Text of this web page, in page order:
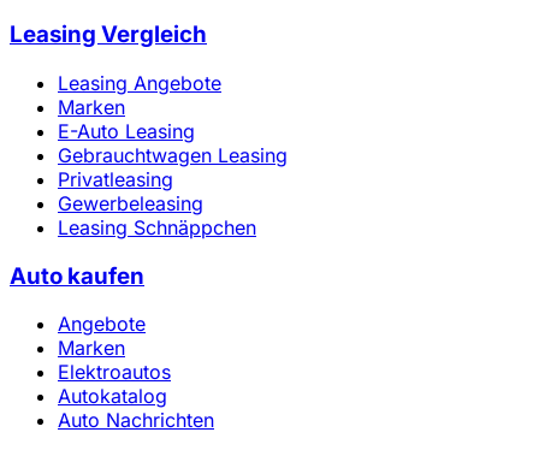
Leasing Vergleich
Leasing Angebote
Marken
E-Auto Leasing
Gebrauchtwagen Leasing
Privatleasing
Gewerbeleasing
Leasing Schnäppchen
Auto kaufen
Angebote
Marken
Elektroautos
Autokatalog
Auto Nachrichten